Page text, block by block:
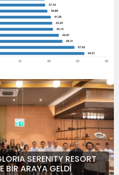
SERENITY RESORT
BİR ARAYA GELDİ